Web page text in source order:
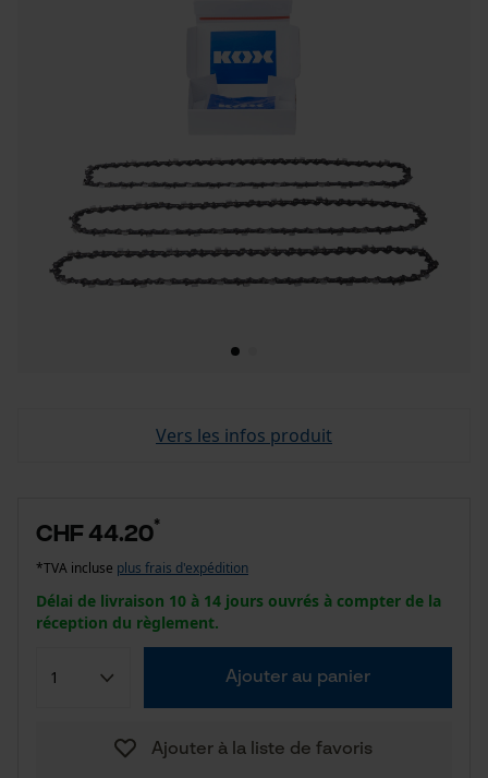
Vers les infos produit
CHF 44.20*
*TVA incluse plus frais d'expédition
Délai de livraison 10 à 14 jours ouvrés à compter de la
réception du règlement.
Ajouter au panier
Ajouter à la liste de favoris